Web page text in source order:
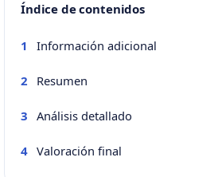
Índice de contenidos
1 Información adicional
2 Resumen
3 Análisis detallado
4 Valoración final